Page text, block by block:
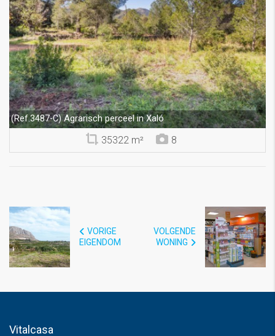
(Ref.3487-C)Agrarisch perceel in Xaló
35322 m² 8
VORIGE
EIGENDOM
VOLGENDE
WONING
Vitalcasa